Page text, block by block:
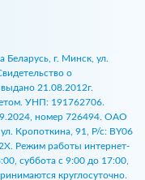
г. Минск, ул.
о
21.08.2012г.
УНП: 191762706.
номер 726494. ОАО
Кропоткина, 91, Р/с: BY06
Режим работы интернет-
суббота с 9:00 до 17:00,
круглосуточно.